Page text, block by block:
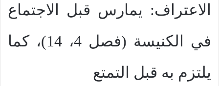
الاعتراف: يمارس قبل الاجتماع
في الكنيسة (فصل 4، 14)، كما
يلتزم به قبل التمتع